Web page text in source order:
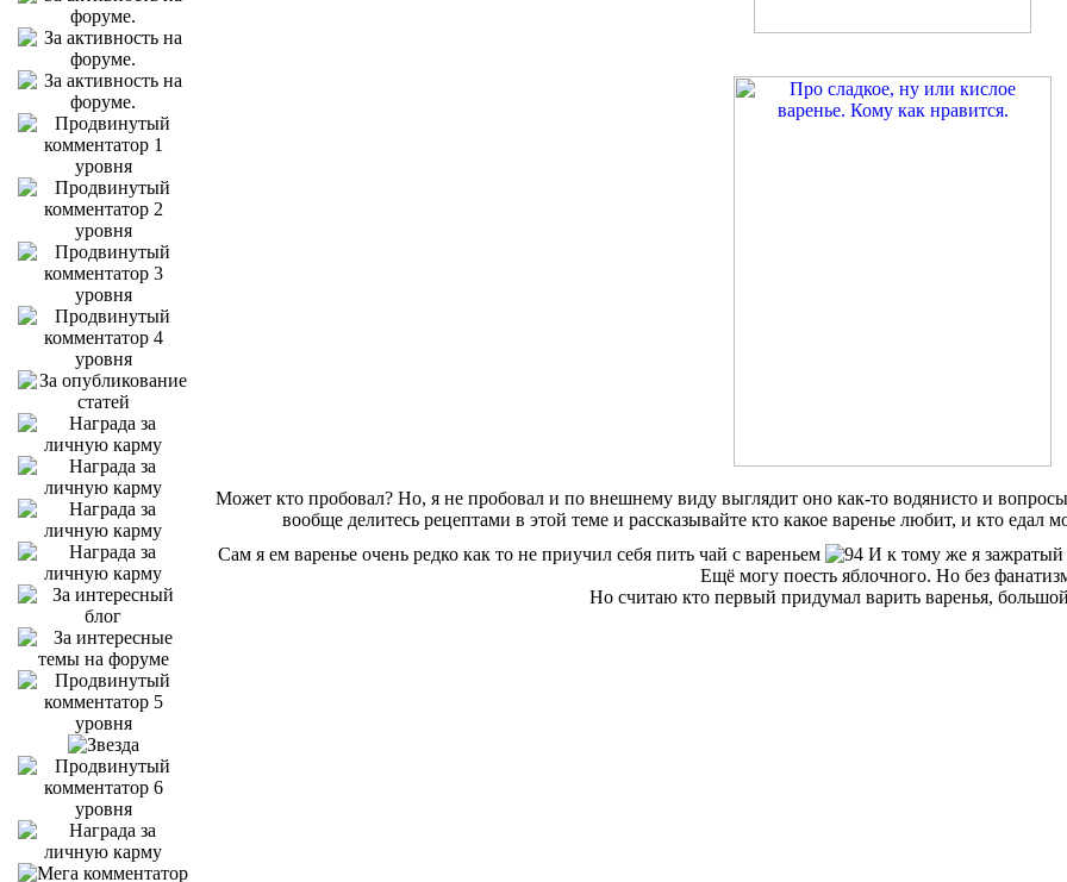
Может кто пробовал? Но, я не пробовал и по внешнему виду выглядит оно как-то водянисто и
вообще делитесь рецептами в этой теме и рассказывайте кто какое варенье любит, и кто едал
Сам я ем варенье очень редко как то не приучил себя пить чай с вареньем
И к тому же я зажратый
Ещё могу поесть яблочного. Но без
Но считаю кто первый придумал варить варенья,